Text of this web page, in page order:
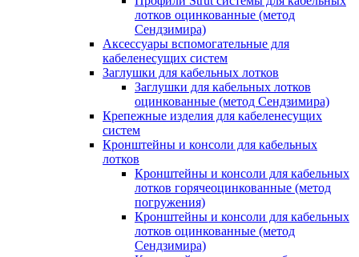
лотков оцинкованные (метод
Сендзимира)
Аксессуары вспомогательные для
кабеленесущих систем
Заглушки для кабельных лотков
Заглушки для кабельных лотков
оцинкованные (метод Сендзимира)
Крепежные изделия для кабеленесущих
систем
Кронштейны и консоли для кабельных
лотков
Кронштейны и консоли для кабельных
лотков горячеоцинкованные (метод
погружения)
Кронштейны и консоли для кабельных
лотков оцинкованные (метод
Сендзимира)